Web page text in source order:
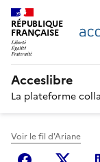
RÉPUBLIQUE
FRANÇAISE
Acceslibre
La plateforme
Voir le fil d'Ariane